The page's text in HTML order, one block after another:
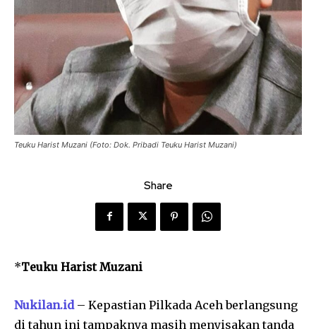
Teuku Harist Muzani (Foto: Dok. Pribadi Teuku Harist Muzani)
Share
*Teuku Harist Muzani
Nukilan.id– Kepastian Pilkada Aceh berlangsung
di tahun ini tampaknya masih menyisakan tanda